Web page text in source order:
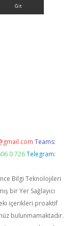
Teams:
0 726 Telegram:
Bilgi Teknolojileri
bir Yer Sağlayıcı
içerikleri proaktif
bulunmamaktadır.